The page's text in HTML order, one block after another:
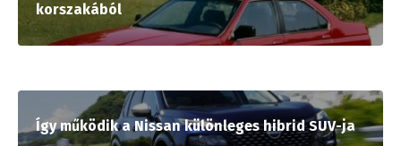
korszakából
Így működik a Nissan különleges hibrid SUV-ja